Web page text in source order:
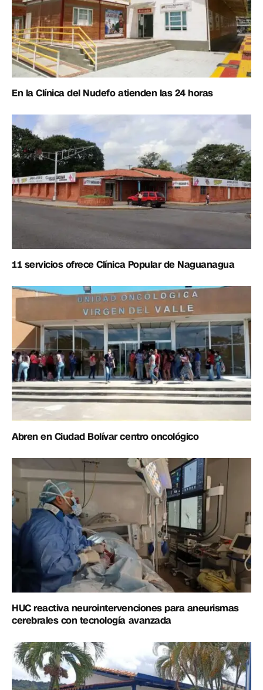
En la Clínica del Nudefo atienden las 24 horas
11 servicios ofrece Clínica Popular de Naguanagua
Abren en Ciudad Bolívar centro oncológico
HUC reactiva neurointervenciones para aneurismas
cerebrales con tecnología avanzada